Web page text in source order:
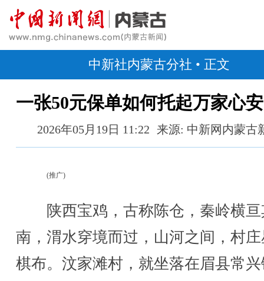
中新社内蒙古分社 • 正文
一张50元保单如何托起万家心
2026年05月19日 11:22 来源: 中新网内蒙古
(推广)
陕西宝鸡，古称陈仓，秦岭横亘
南，渭水穿境而过，山河之间，村
棋布。汶家滩村，就坐落在眉县常